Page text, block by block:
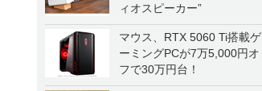
ィオスピーカー”
マウス、RTX 5060 Ti搭載ゲ
ーミングPCが7万5,000円オ
フで30万円台！